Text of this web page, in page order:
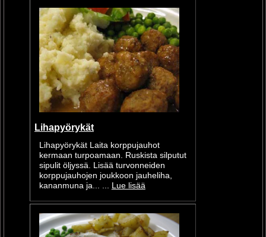
Lihapyörykät
Lihapyörykät Laita korppujauhot
kermaan turpoamaan. Ruskista silputut
sipulit öljyssä. Lisää turvonneiden
korppujauhojen joukkoon jauheliha,
kananmuna ja... ...
Lue lisää